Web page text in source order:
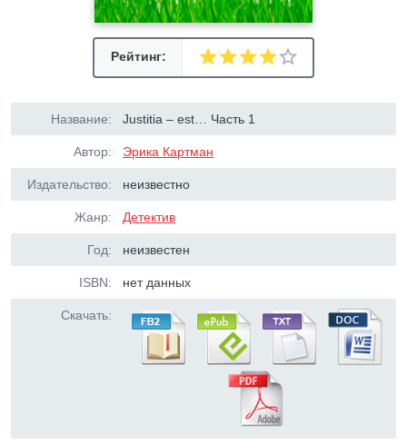
Рейтинг:
Название: Justitia – est… Часть 1
Автор: Эрика Картман
Издательство: неизвестно
Жанр: Детектив
Год: неизвестен
ISBN: нет данных
Скачать: